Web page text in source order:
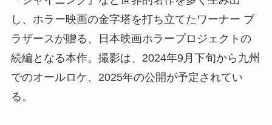
し、ホラー映画の金字塔を打ち立てたワーナー ブ
ラザースが贈る、日本映画ホラープロジェクトの
続編となる本作。撮影は、2024年9月下旬から九州
でのオールロケ、2025年の公開が予定されてい
る。